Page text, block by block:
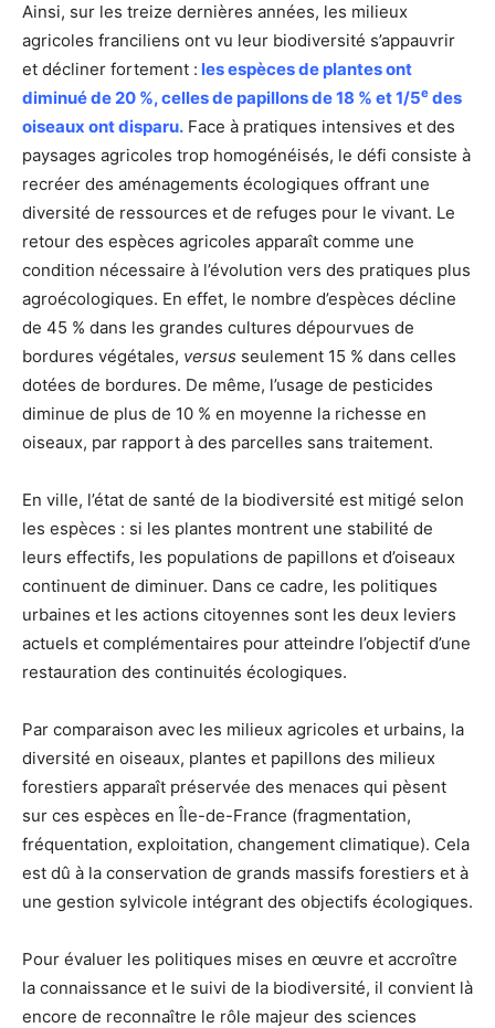
Ainsi, sur les treize dernières années, les milieux
agricoles franciliens ont vu leur biodiversité s’appauvrir
et décliner fortement : les espèces de plantes ont
diminué de 20 %, celles de papillons de 18 % et 1/5e des
oiseaux ont disparu. Face à pratiques intensives et des
paysages agricoles trop homogénéisés, le défi consiste à
recréer des aménagements écologiques offrant une
diversité de ressources et de refuges pour le vivant. Le
retour des espèces agricoles apparaît comme une
condition nécessaire à l’évolution vers des pratiques plus
agroécologiques. En effet, le nombre d’espèces décline
de 45 % dans les grandes cultures dépourvues de
bordures végétales, versus seulement 15 % dans celles
dotées de bordures. De même, l’usage de pesticides
diminue de plus de 10 % en moyenne la richesse en
oiseaux, par rapport à des parcelles sans traitement.
En ville, l’état de santé de la biodiversité est mitigé selon
les espèces : si les plantes montrent une stabilité de
leurs effectifs, les populations de papillons et d’oiseaux
continuent de diminuer. Dans ce cadre, les politiques
urbaines et les actions citoyennes sont les deux leviers
actuels et complémentaires pour atteindre l’objectif d’une
restauration des continuités écologiques.
Par comparaison avec les milieux agricoles et urbains, la
diversité en oiseaux, plantes et papillons des milieux
forestiers apparaît préservée des menaces qui pèsent
sur ces espèces en Île-de-France (fragmentation,
fréquentation, exploitation, changement climatique). Cela
est dû à la conservation de grands massifs forestiers et à
une gestion sylvicole intégrant des objectifs écologiques.
Pour évaluer les politiques mises en œuvre et accroître
la connaissance et le suivi de la biodiversité, il convient là
encore de reconnaître le rôle majeur des sciences